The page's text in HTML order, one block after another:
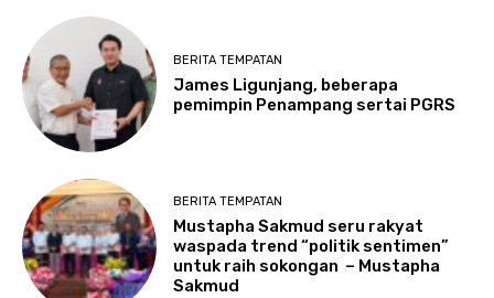
BERITA TEMPATAN
James Ligunjang, beberapa
pemimpin Penampang sertai PGRS
BERITA TEMPATAN
Mustapha Sakmud seru rakyat
waspada trend “politik sentimen”
untuk raih sokongan – Mustapha
Sakmud